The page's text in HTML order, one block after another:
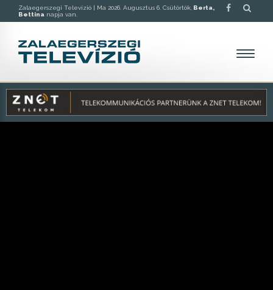
Zalaegerszegi Televízió | Ma 2026. Augusztus 6. Csütörtök, Berta,
Bettina napja van.